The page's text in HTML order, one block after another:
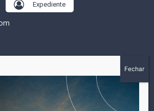
Expediente
inicia em fevereiro de 2005 em
como um jornal impresso semanal,
mil assinantes. Durante 15 anos, foram